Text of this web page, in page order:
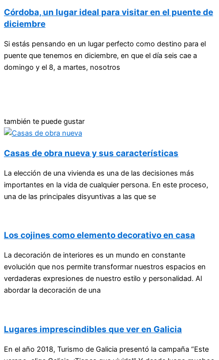
Córdoba, un lugar ideal para visitar en el puente de
diciembre
Si estás pensando en un lugar perfecto como destino para el
puente que tenemos en diciembre, en que el día seis cae a
domingo y el 8, a martes, nosotros
también te puede gustar
Casas de obra nueva y sus características
La elección de una vivienda es una de las decisiones más
importantes en la vida de cualquier persona. En este proceso,
una de las principales disyuntivas a las que se
Los cojines como elemento decorativo en casa
La decoración de interiores es un mundo en constante
evolución que nos permite transformar nuestros espacios en
verdaderas expresiones de nuestro estilo y personalidad. Al
abordar la decoración de una
Lugares imprescindibles que ver en Galicia
En el año 2018, Turismo de Galicia presentó la campaña “Este